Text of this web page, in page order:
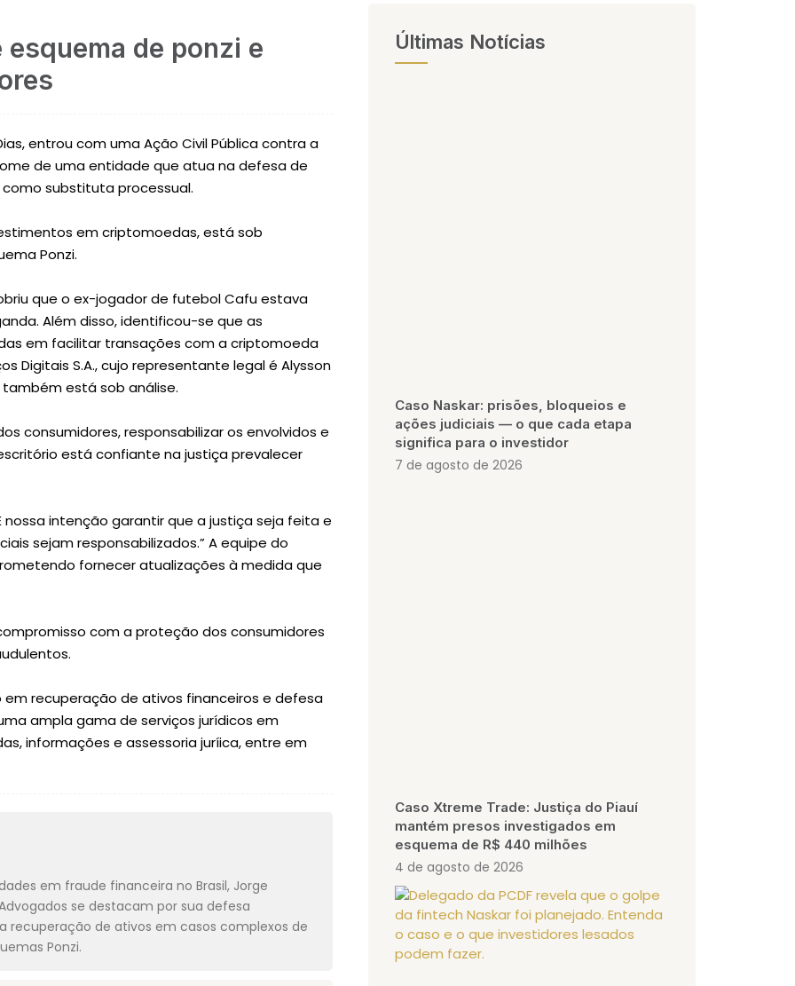
de ponzi e
entrou com uma Ação Civil Pública contra a
de uma entidade que atua na defesa de
substituta processual.
em criptomoedas, está sob
Ponzi.
que o ex-jogador de futebol Cafu estava
Além disso, identificou-se que as
em facilitar transações com a criptomoeda
Digitais S.A., cujo representante legal é Alysson
também está sob análise.
consumidores, responsabilizar os envolvidos e
está confiante na justiça prevalecer
nossa intenção garantir que a justiça seja feita e
sejam responsabilizados.” A equipe do
fornecer atualizações à medida que
com a proteção dos consumidores
recuperação de ativos financeiros e defesa
ampla gama de serviços jurídicos em
informações e assessoria juríica, entre em
em fraude financeira no Brasil, Jorge
se destacam por sua defesa
recuperação de ativos em casos complexos de
Ponzi.
Últimas Notícias
Caso Naskar: prisões, bloqueios e
ações judiciais — o que cada etapa
significa para o investidor
7 de agosto de 2026
Caso Xtreme Trade: Justiça do Piauí
mantém presos investigados em
esquema de R$ 440 milhões
4 de agosto de 2026